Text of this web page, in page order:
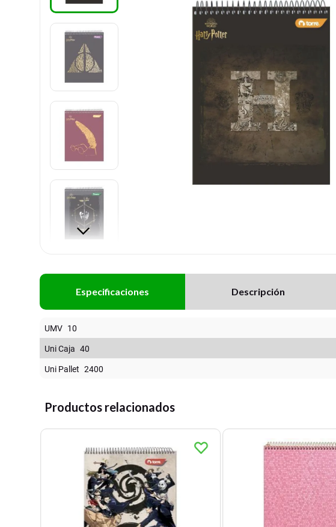
Especificaciones Descripción
UMV 10
Uni Caja 40
Uni Pallet 2400
Productos relacionados
8. carpetas
9. cartulina
lapiz